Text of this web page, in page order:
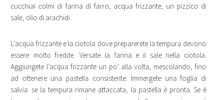
cucchiai colmi di farina di farro, acqua frizzante, un pizzico di
sale, olio di arachidi.
L’acqua frizzante e la ciotola dove preparerete la tempura devono
essere molto fredde. Versate la farina e il sale nella ciotola.
Aggiungete l’acqua frizzante un po’ alla volta, mescolando, fino
ad ottenere una pastella consistente. Immergete una foglia di
salvia: se la tempura rimane attaccata, la pastella è pronta. Se è